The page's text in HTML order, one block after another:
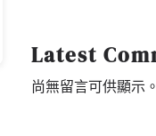
Latest
尚無留言可供顯示。